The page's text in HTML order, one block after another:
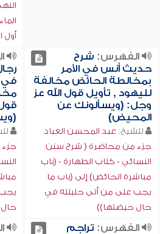
أول
الفهرس: شرح
حديث أنس في الأمر
بمخالطة الحائض مخالفة
لليهود , تأويل قول الله عز
وجل: (ويسألونك عن
المحيض)
للشيخ: عبد المحسن العباد
جزء من محاضرة ( شرح سنن
النسائي - كتاب الطهارة - (باب
مباشرة الحائض) إلى (باب ما
يجب على من أتى حليلته في
حال حيضتها))
في
الفهرس: تراجم